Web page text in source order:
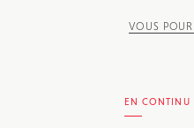
VOUS
EN CONTINU